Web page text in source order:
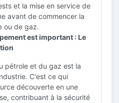
et la mise en service de
avant de commencer la
ou de gaz.
est important : Le
pétrole et du gaz est la
C'est ce qui
découverte en une
contribuant à la sécurité